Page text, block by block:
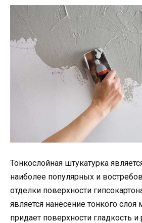
Тонкослойная штукатурка
наиболее популярных и
отделки поверхности
является нанесение тонкого слоя
придает поверхности гладкость и